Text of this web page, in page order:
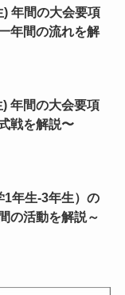
年間の大会要項
年間の流れを解
年間の大会要項
戦を解説〜
1年生-3年生）の
の活動を解説～